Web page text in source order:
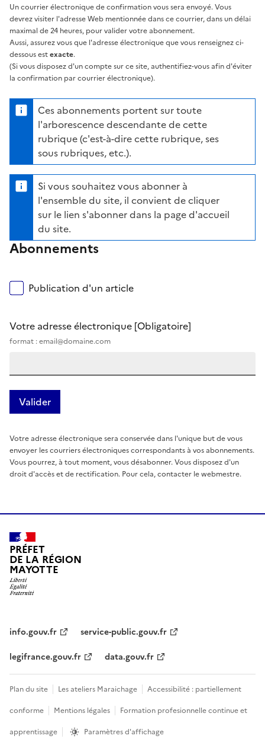
Un courrier électronique de confirmation vous sera envoyé. Vous
devrez visiter l'adresse Web mentionnée dans ce courrier, dans un délai
maximal de 24 heures, pour valider votre abonnement.
Aussi, assurez vous que l'adresse électronique que vous renseignez ci-
dessous estexacte.
(Si vous disposez d'un compte sur ce site, authentifiez-vous afin d'éviter
la confirmation par courrier électronique).
Ces abonnements portent sur toute
l'arborescence descendante de cette
rubrique (c'est-à-dire cette rubrique, ses
sous rubriques, etc.).
Si vous souhaitez vous abonner à
l'ensemble du site, il convient de cliquer
sur le lien s'abonner dans la page d'accueil
du site.
Abonnements
Publication d'un article
Votre adresse électronique [Obligatoire]
format : email@domaine.com
Votre adresse électronique sera conservée dans l'unique but de vous
envoyer les courriers électroniques correspondants à vos abonnements.
Vous pourrez, à tout moment, vous désabonner. Vous disposez d'un
droit d'accès et de rectification. Pour cela, contacter le webmestre.
PRÉFET
DE LA RÉGION
MAYOTTE
info.gouv.fr
service-public.gouv.fr
legifrance.gouv.fr
data.gouv.fr
Plan du site Les ateliers Maraichage
Accessibilité : partiellement
conforme
Mentions légales
Formation profesionnelle continue et
apprentissage
Paramètres d'affichage